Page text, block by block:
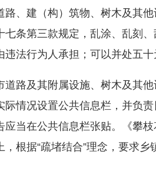
、建（构）筑物、树木及其他
条第三款规定，乱涂、乱刻
法行为人承担；可以并处五十
路及其附属设施、树木及其他
情况设置公共信息栏，并负
当在公共信息栏张贴。《攀
根据“疏堵结合”理念，要求乡